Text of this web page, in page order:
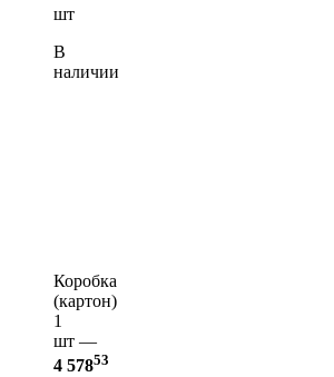
шт
В
наличии
Коробка
(картон)
1
шт —
4 57853